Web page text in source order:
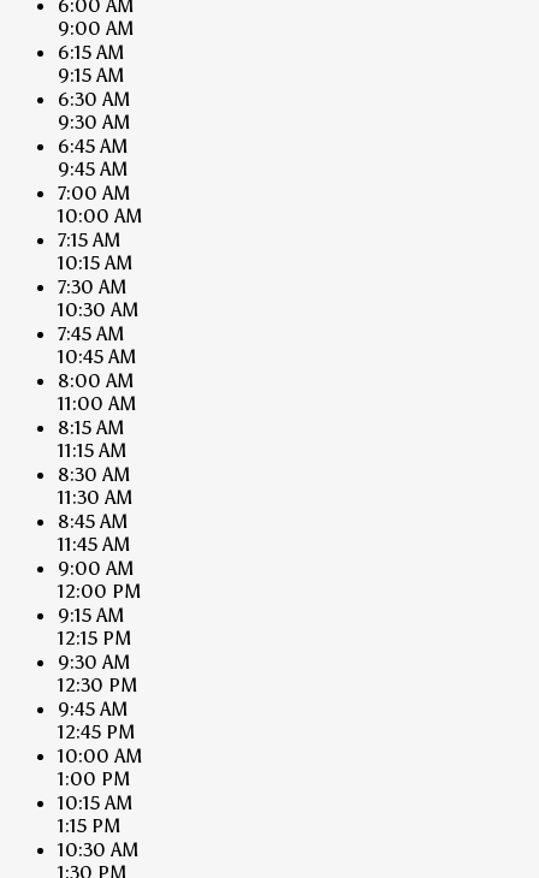
6:00 AM
9:00 AM
6:15 AM
9:15 AM
6:30 AM
9:30 AM
6:45 AM
9:45 AM
7:00 AM
10:00 AM
7:15 AM
10:15 AM
7:30 AM
10:30 AM
7:45 AM
10:45 AM
8:00 AM
11:00 AM
8:15 AM
11:15 AM
8:30 AM
11:30 AM
8:45 AM
11:45 AM
9:00 AM
12:00 PM
9:15 AM
12:15 PM
9:30 AM
12:30 PM
9:45 AM
12:45 PM
10:00 AM
1:00 PM
10:15 AM
1:15 PM
10:30 AM
1:30 PM